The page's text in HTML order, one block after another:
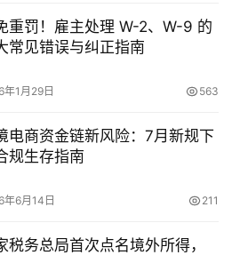
重罚！雇主处理 W-2、W-9 的
常见错误与纠正指南
年1月29日 563
电商资金链新风险：7月新规下
规生存指南
年6月14日 211
税务总局首次点名境外所得，